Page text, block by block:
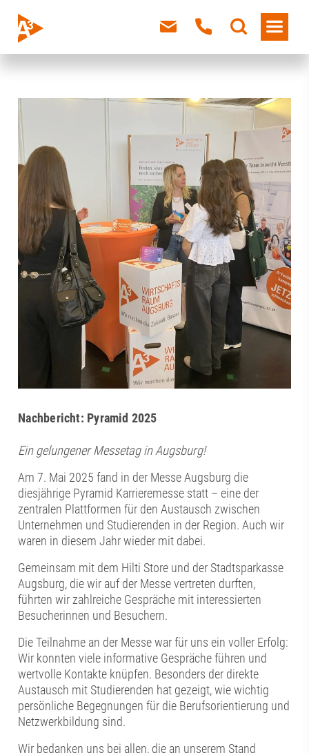
Nachbericht: Pyramid 2025
Ein gelungener Messetag in Augsburg!
Am 7. Mai 2025 fand in der Messe Augsburg die
diesjährige Pyramid Karrieremesse statt – eine der
zentralen Plattformen für den Austausch zwischen
Unternehmen und Studierenden in der Region. Auch wir
waren in diesem Jahr wieder mit dabei.
Gemeinsam mit dem Hilti Store und der Stadtsparkasse
Augsburg, die wir auf der Messe vertreten durften,
führten wir zahlreiche Gespräche mit interessierten
Besucherinnen und Besuchern.
Die Teilnahme an der Messe war für uns ein voller Erfolg:
Wir konnten viele informative Gespräche führen und
wertvolle Kontakte knüpfen. Besonders der direkte
Austausch mit Studierenden hat gezeigt, wie wichtig
persönliche Begegnungen für die Berufsorientierung und
Netzwerkbildung sind.
Wir bedanken uns bei allen, die an unserem Stand